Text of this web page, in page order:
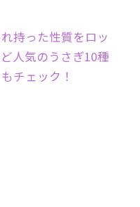
持った性質をロッ
人気のうさぎ10種
もチェック！